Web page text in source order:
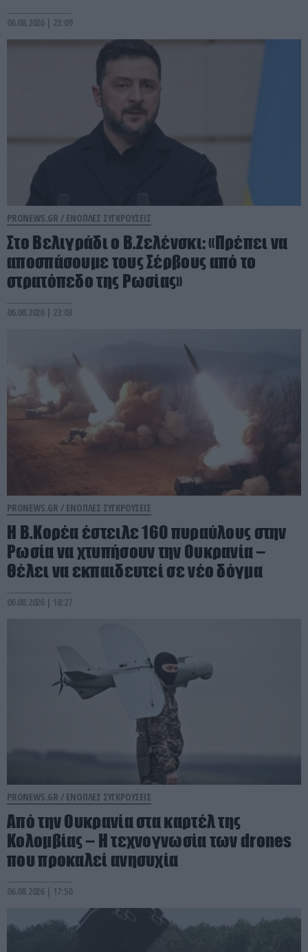
06.08.2026 | 23:09
PRONEWS.GR / ΕΝΟΠΛΕΣ ΣΥΓΚΡΟΥΣΕΙΣ
Στο Βελιγράδι ο Β.Ζελένσκι: «Πρέπει να
αποσπάσουμε τους Σέρβους από το
στρατόπεδο της Ρωσίας»
06.08.2026 | 23:03
PRONEWS.GR / ΕΝΟΠΛΕΣ ΣΥΓΚΡΟΥΣΕΙΣ
Η Β.Κορέα έστειλε 160 πυραύλους στην
Ρωσία να χτυπήσουν την Ουκρανία –
Θέλει να εκπαιδευτεί σε νέο δόγμα
06.08.2026 | 18:27
PRONEWS.GR / ΕΝΟΠΛΕΣ ΣΥΓΚΡΟΥΣΕΙΣ
Από την Ουκρανία στα καρτέλ της
Κολομβίας – Η τεχνογνωσία των drones
που προκαλεί ανησυχία
06.08.2026 | 17:50